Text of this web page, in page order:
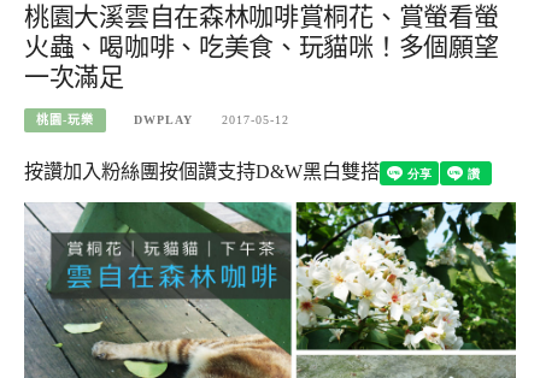
桃園大溪雲自在森林咖啡賞桐花、賞螢看螢
火蟲、喝咖啡、吃美食、玩貓咪！多個願望
一次滿足
桃園-玩樂 DWPLAY 2017-05-12
按讚加入粉絲團按個讚支持D&W黑白雙搭